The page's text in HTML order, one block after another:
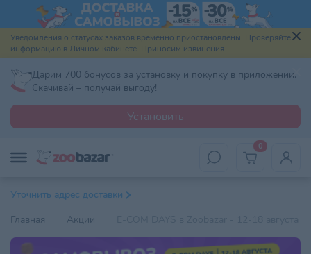
Уведомления о статусах заказов временно приостановлены. Проверяйте
информацию в Личном кабинете. Приносим извинения.
Дарим 700 бонусов за установку и покупку в приложении.
Скачивай – получай выгоду!
Установить
0
Уточнить адрес доставки
Главная
Акции